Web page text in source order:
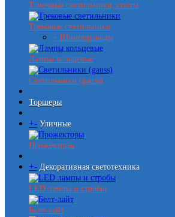
Точечные светильники, споты
Трековые светильники
+ Шинопроводы
Лампы кольцевые
Светильники (gauss)
Торшеры
+- Уличные
Прожекторы
+- Декоративная светотехника
LED лампы и стробы
Белт-лайт